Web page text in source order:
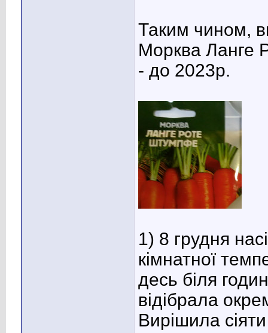
Таким чином,
Морква Ланге
- до 2023р.
1) 8 грудня
кімнатної
десь біля
відібрала
Вирішила